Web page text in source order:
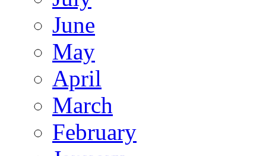
June
May
April
March
February